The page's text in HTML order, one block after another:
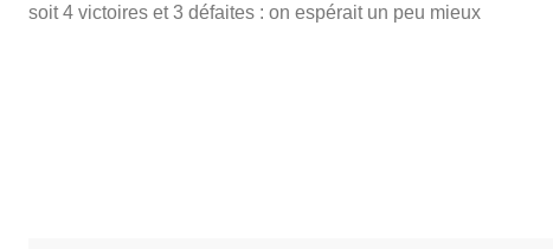
soit 4 victoires et 3 défaites : on espérait un peu mieux